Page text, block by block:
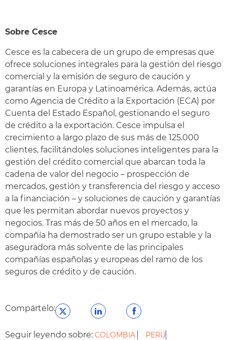
Sobre Cesce
Cesce es la cabecera de un grupo de empresas que
ofrece soluciones integrales para la gestión del riesgo
comercial y la emisión de seguro de caución y
garantías en Europa y Latinoamérica. Además, actúa
como Agencia de Crédito a la Exportación (ECA) por
Cuenta del Estado Español, gestionando el seguro
de crédito a la exportación. Cesce impulsa el
crecimiento a largo plazo de sus más de 125.000
clientes, facilitándoles soluciones inteligentes para la
gestión del crédito comercial que abarcan toda la
cadena de valor del negocio – prospección de
mercados, gestión y transferencia del riesgo y acceso
a la financiación – y soluciones de caución y garantías
que les permitan abordar nuevos proyectos y
negocios. Tras más de 50 años en el mercado, la
compañía ha demostrado ser un grupo estable y la
aseguradora más solvente de las principales
compañías españolas y europeas del ramo de los
seguros de crédito y de caución.
Compártelo:
Seguir leyendo sobre: COLOMBIA
PERÚ